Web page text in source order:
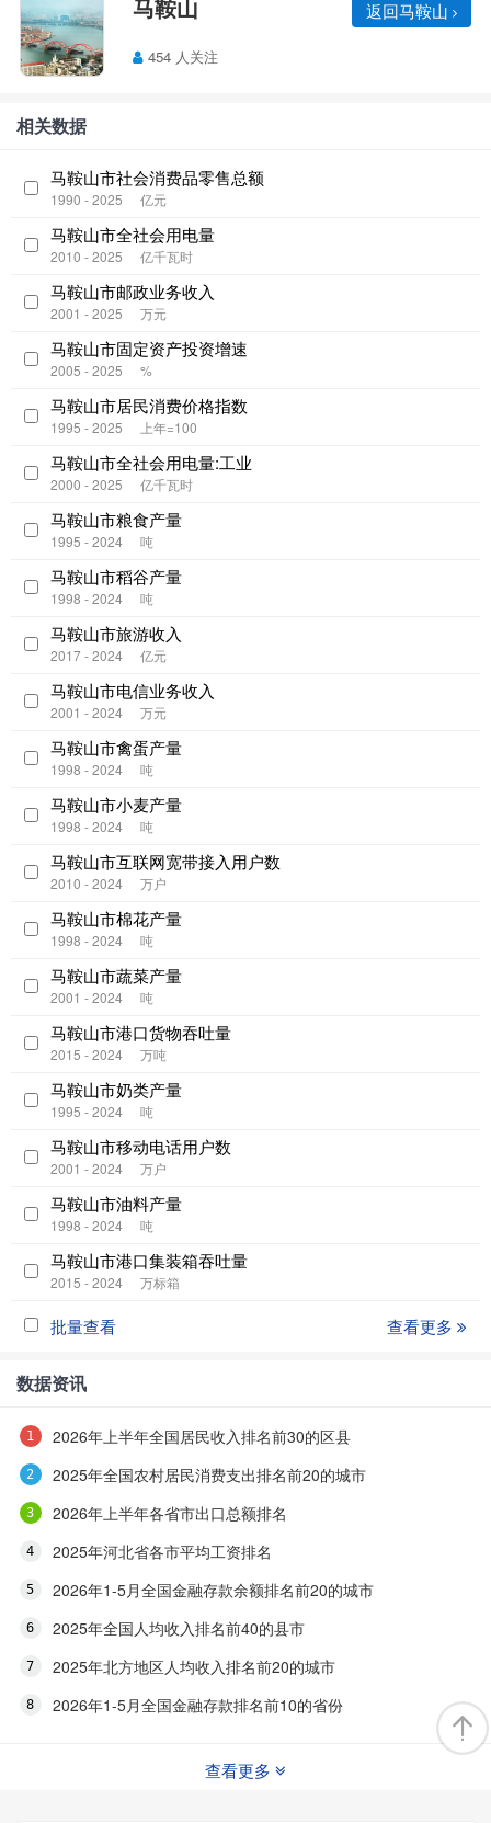
马鞍山 返回马鞍山
454 人关注
相关数据
马鞍山市社会消费品零售总额
1990 - 2025 亿元
马鞍山市全社会用电量
2010 - 2025 亿千瓦时
马鞍山市邮政业务收入
2001 - 2025 万元
马鞍山市固定资产投资增速
2005 - 2025 %
马鞍山市居民消费价格指数
1995 - 2025 上年=100
马鞍山市全社会用电量:工业
2000 - 2025 亿千瓦时
马鞍山市粮食产量
1995 - 2024 吨
马鞍山市稻谷产量
1998 - 2024 吨
马鞍山市旅游收入
2017 - 2024 亿元
马鞍山市电信业务收入
2001 - 2024 万元
马鞍山市禽蛋产量
1998 - 2024 吨
马鞍山市小麦产量
1998 - 2024 吨
马鞍山市互联网宽带接入用户数
2010 - 2024 万户
马鞍山市棉花产量
1998 - 2024 吨
马鞍山市蔬菜产量
2001 - 2024 吨
马鞍山市港口货物吞吐量
2015 - 2024 万吨
马鞍山市奶类产量
1995 - 2024 吨
马鞍山市移动电话用户数
2001 - 2024 万户
马鞍山市油料产量
1998 - 2024 吨
马鞍山市港口集装箱吞吐量
2015 - 2024 万标箱
批量查看 查看更多
数据资讯
2026年上半年全国居民收入排名前30的区县
2025年全国农村居民消费支出排名前20的城市
2026年上半年各省市出口总额排名
2025年河北省各市平均工资排名
2026年1-5月全国金融存款余额排名前20的城市
2025年全国人均收入排名前40的县市
2025年北方地区人均收入排名前20的城市
2026年1-5月全国金融存款排名前10的省份
查看更多